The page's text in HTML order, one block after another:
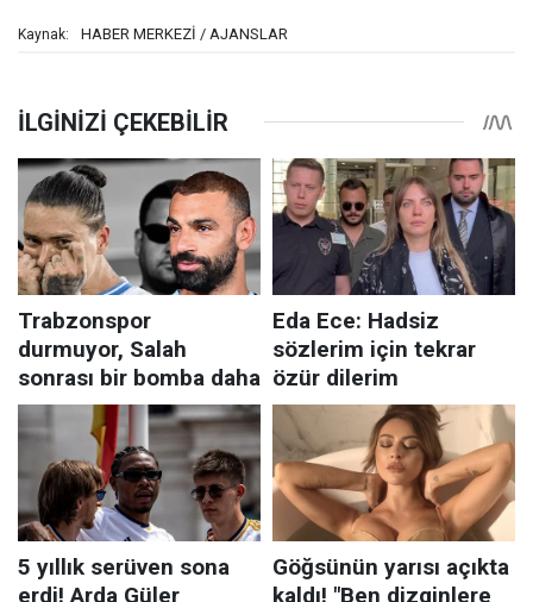
Kaynak: HABER MERKEZİ / AJANSLAR